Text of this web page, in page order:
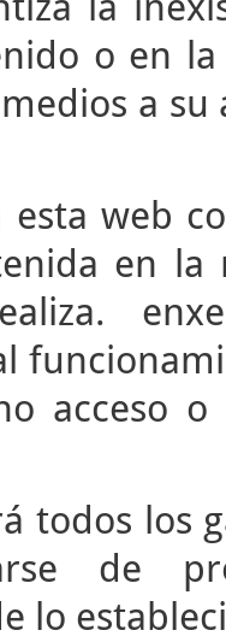
o en
a
esta web
en la
acceso
todos los
de
lo